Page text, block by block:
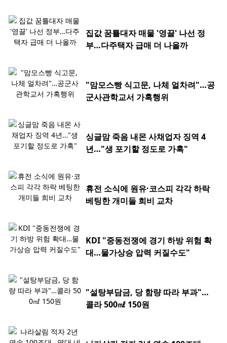
집값 꿈틀대자 매물 '영끌' 나선 정
부…다주택자 급매 더 나올까
"맘모스빵 식고문, 나체 얼차려"…공
군사관학교서 가혹행위
싱글맘 죽음 내몬 사채업자 징역 4
년…"생 포기할 정도로 가혹"
휴전 소식에 원유·코스피 각각 하락
베팅한 개미들 희비 교차
KDI "중동전쟁에 경기 하방 위험 확
대…물가상승 압력 커질수도"
"설탕부담금, 당 함량 따라 부과"…
콜라 500㎖ 150원